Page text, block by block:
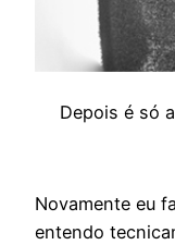
Depois é só
Novamente eu
entendo